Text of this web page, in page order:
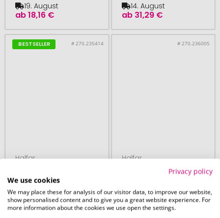
ab18,16 €
19. August
ab 31,29 €
14. August
BESTSELLER # 270.235414
Halfar
Rucksack STEP L
# 270.236005
Halfar
Privacy policy
We use cookies
We may place these for analysis of our visitor data, to improve our website,
show personalised content and to give you a great website experience. For
more information about the cookies we use open the settings.